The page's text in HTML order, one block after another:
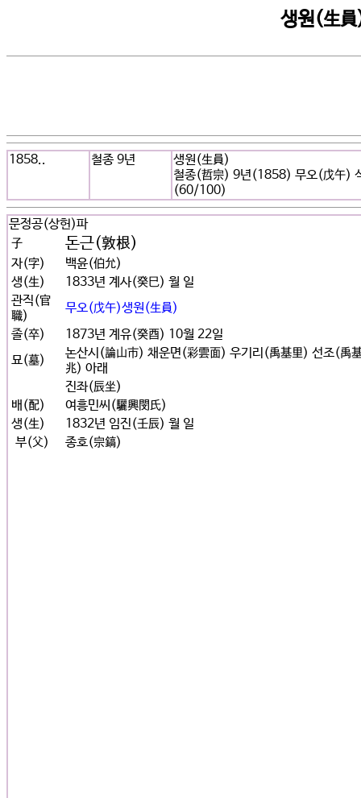
생원(生
1858.. 철종 9년
생원(生員)
철종(哲宗) 9년(1858) 무오(戊午)
(60/100)
문정공(상헌)파
子
돈근(敦根)
자(字)
백윤(伯允)
생(生)
1833년 계사(癸巳) 월 일
관직(官
職)
무오(戊午)생원(生員)
졸(卒)
1873년 계유(癸酉) 10월 22일
묘(墓)
논산시(論山市) 채운면(彩雲面) 우기리(禹基里) 선조(禹
兆) 아래
진좌(辰坐)
배(配)
여흥민씨(驪興閔氏)
생(生)
1832년 임진(壬辰) 월 일
부(父)
종호(宗鎬)